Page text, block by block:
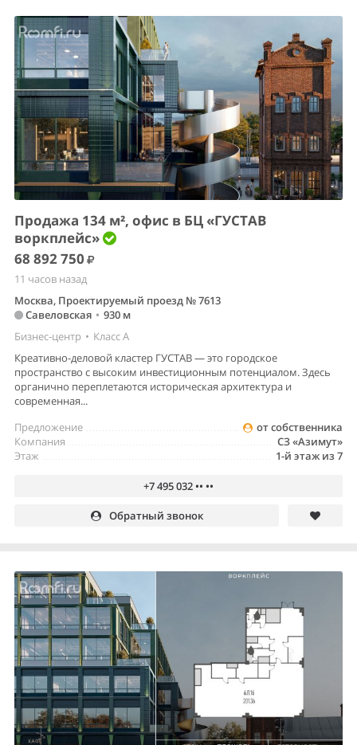
Продажа 134 м², офис в БЦ «ГУСТАВ
воркплейс»
68 892 750
11 часов назад
Москва, Проектируемый проезд № 7613
Савеловская • 930 м
Бизнес-центр • Класс A
Креативно-деловой кластер ГУСТАВ — это городское
пространство с высоким инвестиционным потенциалом. Здесь
органично переплетаются историческая архитектура и
современная...
от собственника
Предложение
СЗ «Азимут»
Компания
1-й этаж из 7
Этаж
+7 495 032 •• ••
Обратный звонок